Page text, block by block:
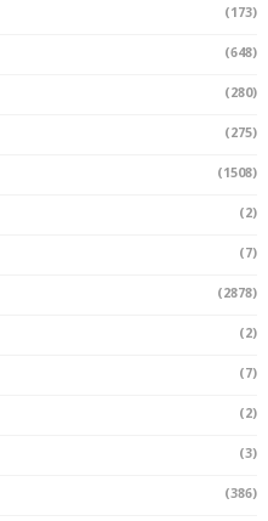
(173)
(648)
(280)
(275)
(1508)
(2)
(7)
(2878)
(2)
(7)
(2)
(3)
(386)